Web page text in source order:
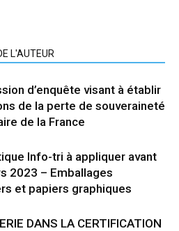
L'AUTEUR
d’enquête visant à établir
de la perte de souveraineté
de la France
Info-tri à appliquer avant
2023 – Emballages
et papiers graphiques
DANS LA CERTIFICATION